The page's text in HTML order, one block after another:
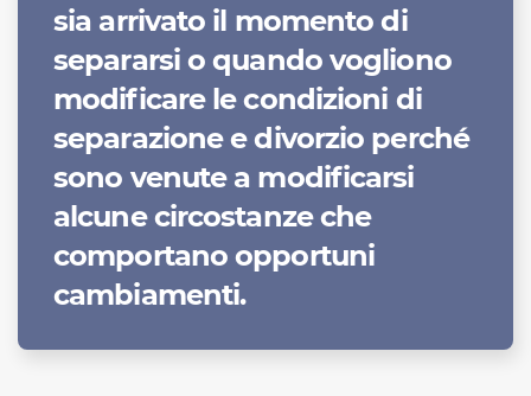
sia arrivato il momento di
separarsi o quando vogliono
modificare le condizioni di
separazione e divorzio perché
sono venute a modificarsi
alcune circostanze che
comportano opportuni
cambiamenti.